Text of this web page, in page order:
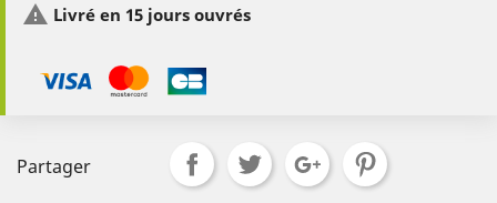
 Livré en 15 jours ouvrés
Partager